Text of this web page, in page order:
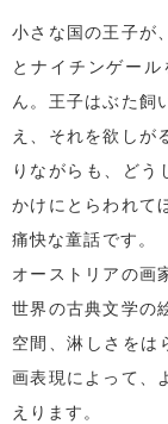
小さな国の王子が
とナイチンゲー
ん。王子はぶた飼
え、それを欲しが
りながらも、ど
かけにとらわれて
痛快な童話です。
オーストリアの画
世界の古典文学の
空間、淋しさを
画表現によって、
えります。